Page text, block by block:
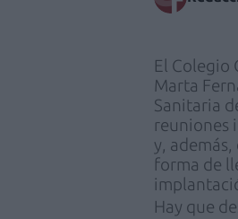
El Colegio
Marta
Sanitaria
reuniones
y,
forma de
Hay que